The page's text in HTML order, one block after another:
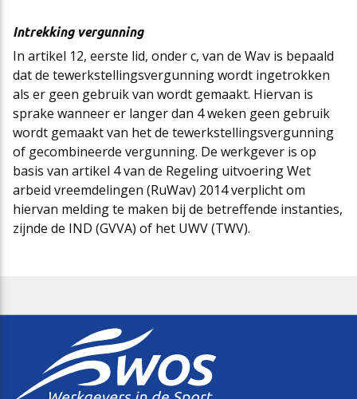
Intrekking vergunning
In artikel 12, eerste lid, onder c, van de Wav is bepaald
dat de tewerkstellingsvergunning wordt ingetrokken
als er geen gebruik van wordt gemaakt. Hiervan is
sprake wanneer er langer dan 4 weken geen gebruik
wordt gemaakt van het de tewerkstellingsvergunning
of gecombineerde vergunning. De werkgever is op
basis van artikel 4 van de Regeling uitvoering Wet
arbeid vreemdelingen (RuWav) 2014 verplicht om
hiervan melding te maken bij de betreffende instanties,
zijnde de IND (GVVA) of het UWV (TWV).